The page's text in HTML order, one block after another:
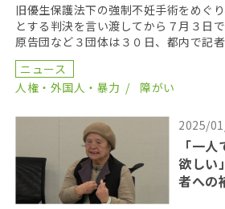
旧優生保護法下の強制不妊手術をめぐ
とする判決を言い渡してから７月３日
原告団など３団体は３０日、都内で記
尊厳と名誉回復を求める声明を発表し
ニュース
人権・外国人・暴力
障がい
2025/
「一
欲しい
者への